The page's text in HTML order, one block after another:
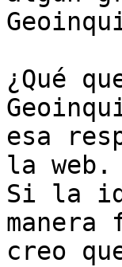
¿Qué
esa
la web.
Si la
creo